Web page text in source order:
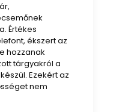
Értékes
ékszert az
hozzanak
tárgyakról a
Ezekért az
nem